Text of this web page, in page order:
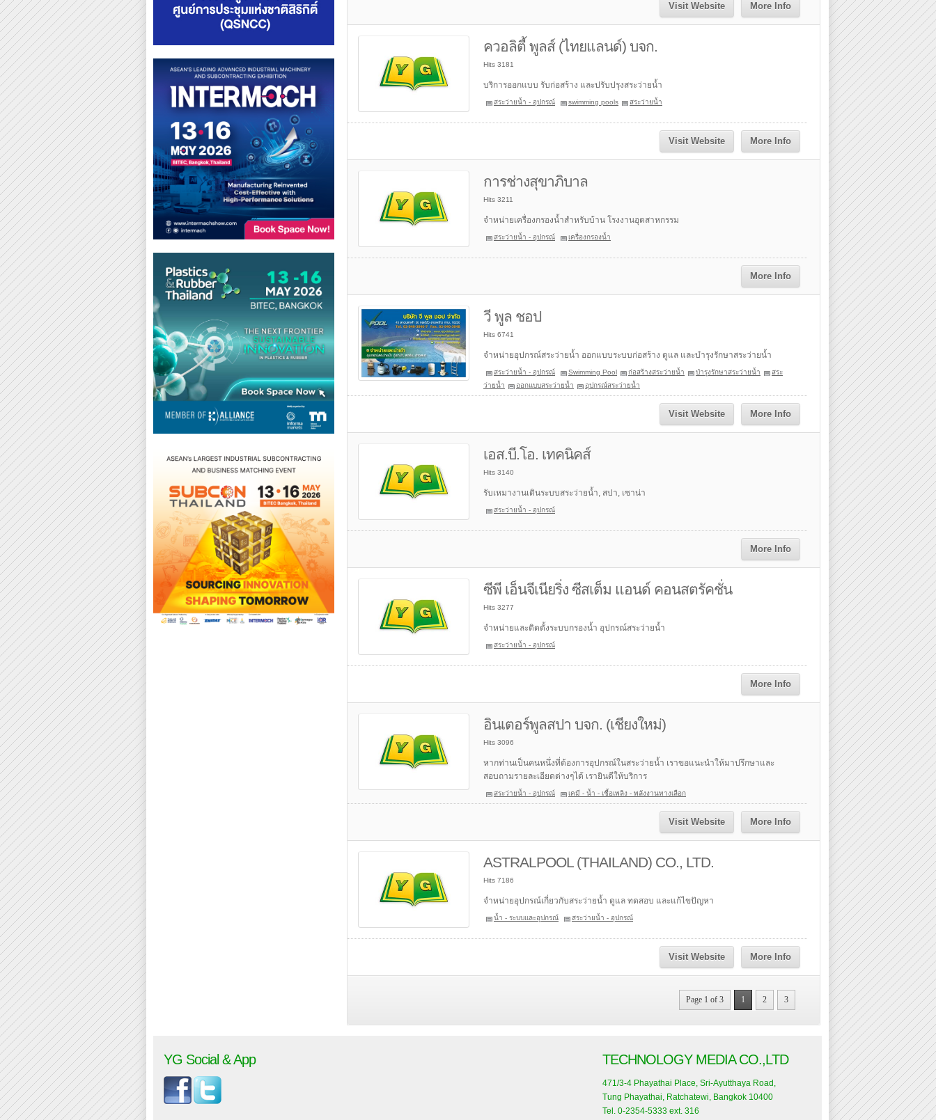
More Info
Visit Website
ควอลิตี้ พูลส์ (ไทยแลนด์) บจก.
Hits 3181
บริการออกแบบ รับก่อสร้าง และปรับปรุงสระว่ายน้ำ
สระว่ายน้ำ - อุปกรณ์ swimming pools สระว่ายน้ำ
More Info
Visit Website
การช่างสุขาภิบาล
Hits 3211
จำหน่ายเครื่องกรองน้ำสำหรับบ้าน โรงงานอุตสาหกรรม
สระว่ายน้ำ - อุปกรณ์ เครื่องกรองน้ำ
More Info
วี พูล ชอป
Hits 6741
จำหน่ายอุปกรณ์สระว่ายน้ำ ออกแบบระบบก่อสร้าง ดูแล และบำรุงรักษาสระว่ายน้ำ
สระว่ายน้ำ - อุปกรณ์ Swimming Pool ก่อสร้างสระว่ายน้ำ บำรุงรักษาสระว่ายน้ำ
สระ
ว่ายน้ำ
ออกแบบสระว่ายน้ำ อุปกรณ์สระว่ายน้ำ
More Info
Visit Website
เอส.บี.โอ. เทคนิคส์
Hits 3140
รับเหมางานเดินระบบสระว่ายน้ำ, สปา, เซาน่า
สระว่ายน้ำ - อุปกรณ์
More Info
ซีพี เอ็นจีเนียริ่ง ซีสเต็ม แอนด์ คอนสตรัคชั่น
Hits 3277
จำหน่ายและติดตั้งระบบกรองน้ำ อุปกรณ์สระว่ายน้ำ
สระว่ายน้ำ - อุปกรณ์
More Info
อินเตอร์พูลสปา บจก. (เชียงใหม่)
Hits 3096
หากท่านเป็นคนหนึ่งที่ต้องการอุปกรณ์ในสระว่ายน้ำ เราขอแนะนำให้มาปรึกษาและ
สอบถามรายละเอียดต่างๆได้ เรายินดีให้บริการ
สระว่ายน้ำ - อุปกรณ์ เคมี - น้ำ - เชื้อเพลิง - พลังงานทางเลือก
More Info
Visit Website
ASTRALPOOL (THAILAND) CO., LTD.
Hits 7186
จำหน่ายอุปกรณ์เกี่ยวกับสระว่ายน้ำ ดูแล ทดสอบ และแก้ไขปัญหา
น้ำ - ระบบและอุปกรณ์ สระว่ายน้ำ - อุปกรณ์
More Info
Visit Website
Page 1 of 3 1 2 3
YG Social & App TECHNOLOGY MEDIA CO.,LTD
471/3-4 Phayathai Place, Sri-Ayutthaya Road,
Tung Phayathai, Ratchatewi, Bangkok 10400
Tel. 0-2354-5333 ext. 316